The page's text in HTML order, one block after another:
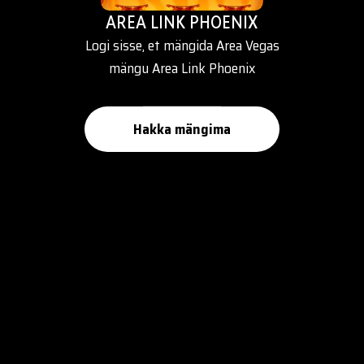
AREA LINK PHOENIX
Logi sisse, et mängida Area Vegas
mängu Area Link Phoenix
Hakka mängima